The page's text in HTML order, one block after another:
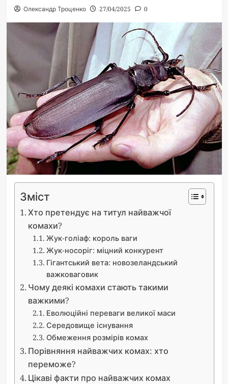
Олександр Троценко 27/04/2025 0
Зміст
Хто претендує на титул найважчої
комахи?
Жук-голіаф: король ваги
Жук-носоріг: міцний конкурент
Гігантський вета: новозеландський
важковаговик
Чому деякі комахи стають такими
важкими?
Еволюційні переваги великої маси
Середовище існування
Обмеження розмірів комах
Порівняння найважчих комах: хто
переможе?
Цікаві факти про найважчих комах